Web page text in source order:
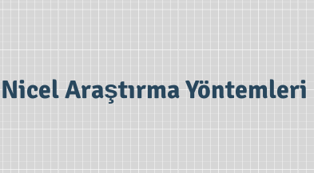
Nicel Araştırma Yöntemleri